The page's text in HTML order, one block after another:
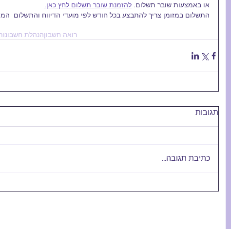
או באמצעות שובר תשלום. להזמנת שובר תשלום לחץ כאן.
התשלום במזומן צריך להתבצע בכל חודש לפי מועדי הדיווח והתשלום
רואה חשבוןהנהלת
תגובות
כתיבת תגובה...